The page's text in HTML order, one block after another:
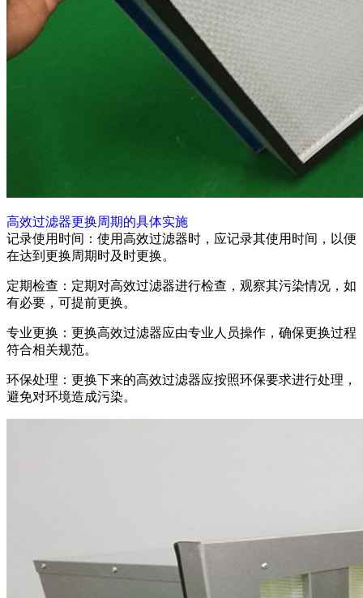
高效过滤器更换周期的具体实施
记录使用时间：使用高效过滤器时，应记录其使用时间，以便
在达到更换周期时及时更换。
定期检查：定期对高效过滤器进行检查，观察其污染情况，如
有必要，可提前更换。
专业更换：更换高效过滤器应由专业人员操作，确保更换过程
符合相关规范。
环保处理：更换下来的高效过滤器应按照环保要求进行处理，
避免对环境造成污染。